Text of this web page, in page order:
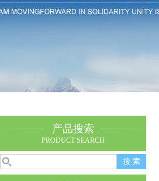
产品搜索
PRODUCT SEARCH